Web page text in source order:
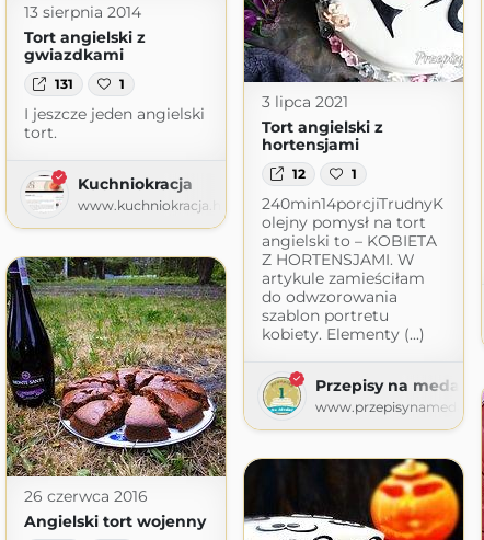
13 sierpnia 2014
Tort angielski z
gwiazdkami
131 1
I jeszcze jeden angielski
tort.
Kuchniokracja
www.kuchniokracja.hanami.pl
3 lipca 2021
Tort angielski z
hortensjami
12 1
240min14porcjiTrudnyK
olejny pomysł na tort
angielski to – KOBIETA
Z HORTENSJAMI. W
artykule zamieściłam
do odwzorowania
szablon portretu
kobiety. Elementy (...)
Przepisy na medal
www.przepisynamedal.pl
26 czerwca 2016
Angielski tort wojenny